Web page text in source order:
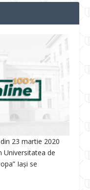
23 martie 2020
Universitatea de
Iași se